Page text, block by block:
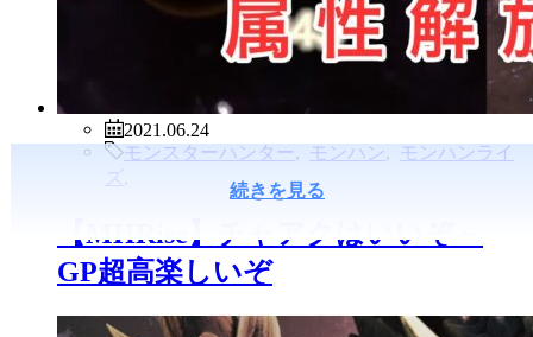
続きを見る
2021.06.24
モンスターハンター
モンハン
モンハンライ
ズ
【MHRise】チャアクはいいぞ～
GP超高楽しいぞ